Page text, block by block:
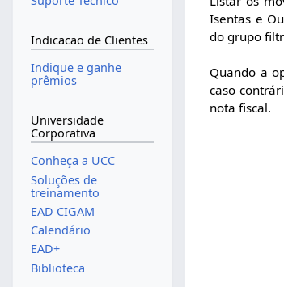
Isentas e
do grupo
Quando a
caso
nota fiscal.
Indicacao de Clientes
Indique e ganhe
prêmios
Universidade
Corporativa
Conheça a UCC
Soluções de
treinamento
EAD CIGAM
Calendário
EAD+
Biblioteca